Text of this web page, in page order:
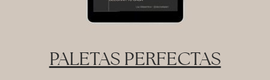
PALETAS PERFECTAS